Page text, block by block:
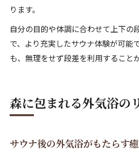
ります。
自分の目的や体調に合わせて上下の
で、より充実したサウナ体験が可能
も、無理をせず段差を利用すること
森に包まれる外気浴の
サウナ後の外気浴がもたらす